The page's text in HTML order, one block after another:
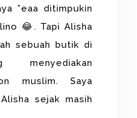
*eaa ditimpukin
😂. Tapi Alisha
sebuah butik di
menyediakan
muslim. Saya
sejak masih